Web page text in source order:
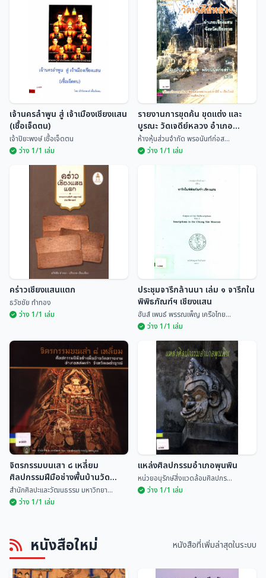
ตำนานเชียงแสน
พระภิกษุจันทร์ดี
เชียงแสนเมืองโบราณหลวงพระ
บางเมืองมรดกโลก
ประวิทย์ ตันตลานุกุล
เจ้านครลำพูน สู่ เจ้าเมือง
เชียงแสน (เชื้อเจ็ดตน)
เจ้าปิยะพงษ์ เชื้อเจ...
เจ้านครลำพูน สู่ เจ้าเมืองเชียงแสน
(เชื้อเจ็ดตน)
เจ้าปิยะพงษ์ เชื้อเจ็ดตน
ว่าง 1/1 เล่ม
รายงานการขุดค้น ขุดแต่ง และ
บูรณะ วัดเจดีย์หลวง อำเภอ
รายงานการขุดค้น ขุดแต่ง และ
บูรณะ วัดเจดีย์หลวง อำเภอ
เชียงแสน จังหวัดเชียงราย
ห้างหุ้นส่วนจำกัด พรอนันท์ก่อส...
ว่าง 1/1 เล่ม
คร่าวเชียงแสนแตก
ธวัชชัย ทำทอง
คร่าวเชียงแสนแตก
ธวัชชัย ทำทอง
ว่าง 1/1 เล่ม
ประชุมจารึกล้านนา เล่ม ๑ จารึกใน
พิพิธภัณฑ์ฯ เชียงแสน
ฮันส์ เพนธ์ พรรณเพ็ญ...
ประชุมจารึกล้านนา เล่ม ๑ จารึกใน
พิพิธภัณฑ์ฯ เชียงแสน
ฮันส์ เพนธ์ พรรณเพ็ญ เครือไทย...
ว่าง 1/1 เล่ม
ศิลปกรรมฝีมือช่างพื้นบ้านวัดทราย
งาม อำเภอหล่มเก่า จังหวัด
เพชรบูรณ์
สำนักศิลปะและวัฒนธรร...
จิตรกรรมบนเสา ๘ เหลี่ยม
ศิลปกรรมฝีมือช่างพื้นบ้านวัด
ทรายงาม อำเภอหล่มเก่า จังหวัด
เพชรบูรณ์
สำนักศิลปะและวัฒนธรรม มหาวิทยา...
ว่าง 1/1 เล่ม
แหล่งศิลปกรรมอำเภอพุนพิน
แหล่งศิลปกรรมอำเภอพุนพิน
หน่วยอนุรักษ์สิ่งแวดล้อมศิลปกร...
ว่าง 1/1 เล่ม
หนังสือใหม่ หนังสือที่เพิ่มล่าสุดในระบบ